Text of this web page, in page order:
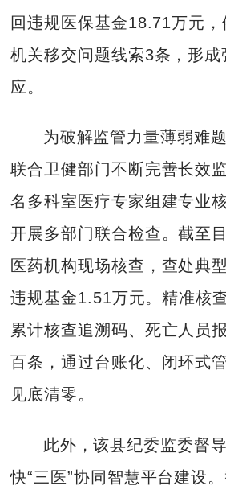
回违规医保基金18.71万元
机关移交问题线索3条，形成
应。
为破解监管力量薄弱难
联合卫健部门不断完善长效
名多科室医疗专家组建专业
开展多部门联合检查。截至
医药机构现场核查，查处典
违规基金1.51万元。精准核
累计核查追溯码、死亡人员
百条，通过台账化、闭环式
见底清零。
此外，该县纪委监委督
快“三医”协同智慧平台建设